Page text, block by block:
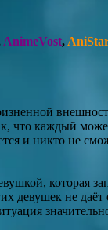
AnimeVost,
что каждый
и никто не
которая
девушек не